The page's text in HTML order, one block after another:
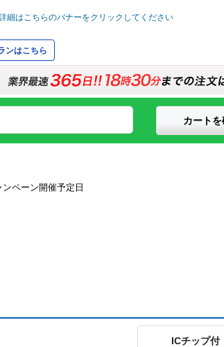
ンはこちら
カート
ICチップ付